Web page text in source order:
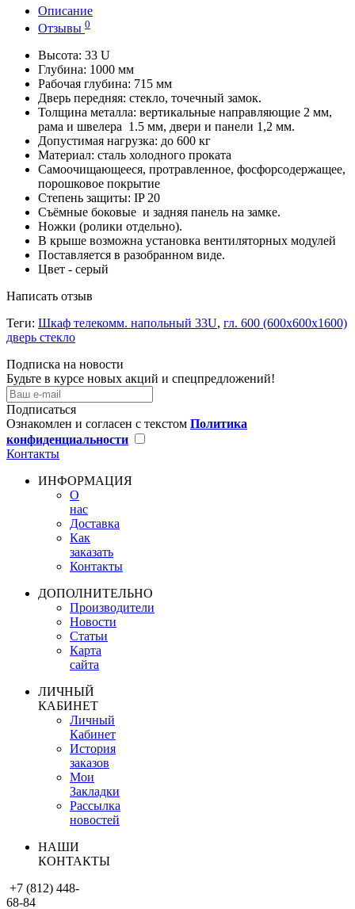
Описание
Отзывы 0
Высота: 33 U
Глубина: 1000 мм
Рабочая глубина: 715 мм
Дверь передняя: стекло, точечный замок.
Толщина металла: вертикальные направляющие 2 мм,
рама и швелера 1.5 мм, двери и панели 1,2 мм.
Допустимая нагрузка: до 600 кг
Материал: сталь холодного проката
Самоочищающееся, протравленное, фосфорсодержащее,
порошковое покрытие
Степень защиты: IP 20
Съёмные боковые и задняя панель на замке.
Ножки (ролики отдельно).
В крыше возможна установка вентиляторных модулей
Поставляется в разобранном виде.
Цвет - серый
Написать отзыв
Теги: Шкаф телекомм. напольный 33U, гл. 600 (600x600х1600)
дверь стекло
Подписка на новости
Будьте в курсе новых акций и спецпредложений!
Подписаться
Ознакомлен и согласен с текстом Политика
конфиденциальности
Контакты
ИНФОРМАЦИЯ
О
нас
Доставка
Как
заказать
Контакты
ДОПОЛНИТЕЛЬНО
Производители
Новости
Статьи
Карта
сайта
ЛИЧНЫЙ
КАБИНЕТ
Личный
Кабинет
История
заказов
Мои
Закладки
Рассылка
новостей
НАШИ
КОНТАКТЫ
+7 (812) 448-
68-84